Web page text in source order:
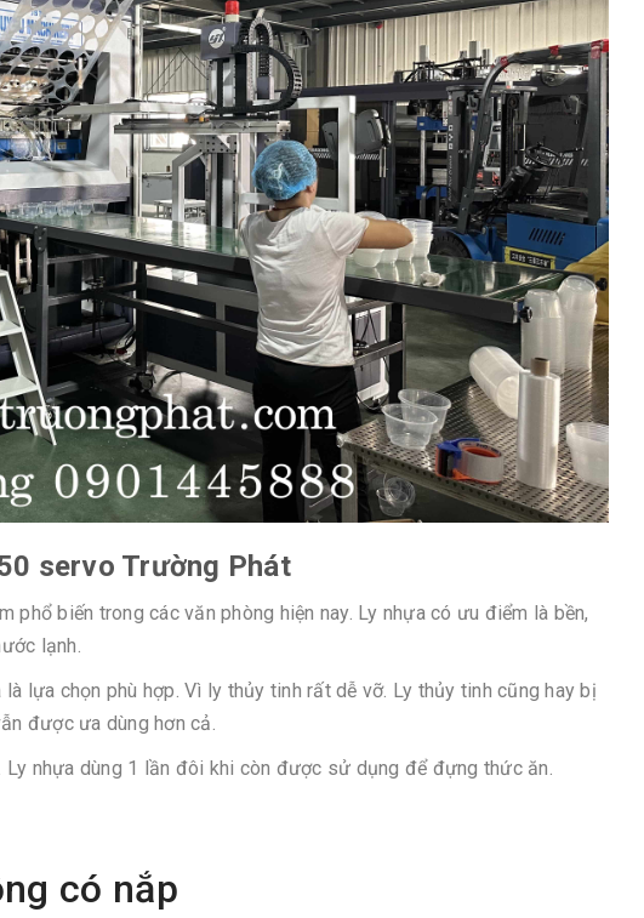
servo Trường Phát
phổ biến trong các văn phòng hiện nay. Ly nhựa có ưu điểm là bền,
lạnh.
lựa chọn phù hợp. Vì ly thủy tinh rất dễ vỡ. Ly thủy tinh cũng hay bị
được ưa dùng hơn cả.
nhựa dùng 1 lần đôi khi còn được sử dụng để đựng thức ăn.
có nắp